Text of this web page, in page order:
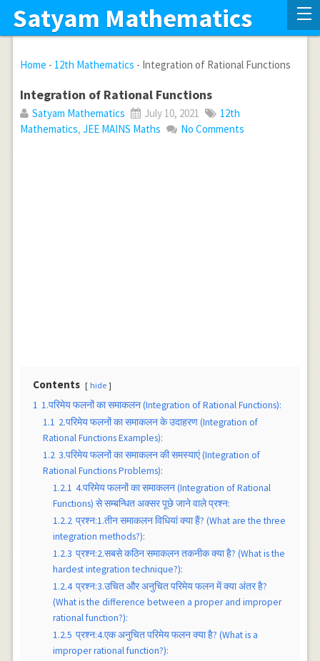
Satyam Mathematics
Home - 12th Mathematics - Integration of Rational Functions
Integration of Rational Functions
Satyam Mathematics July 10, 2021
12th
Mathematics, JEE MAINS Maths No Comments
Contents hide
1 1.परिमेय फलनों का समाकलन (Integration of Rational Functions):
1.1 2.परिमेय फलनों का समाकलन के उदाहरण (Integration of
Rational Functions Examples):
1.2 3.परिमेय फलनों का समाकलन की समस्याएं (Integration of
Rational Functions Problems):
1.2.1 4.परिमेय फलनों का समाकलन (Integration of Rational
Functions) से सम्बन्धित अक्सर पूछे जाने वाले प्रश्न:
1.2.2 प्रश्न:1.तीन समाकलन विधियां क्या हैं? (What are the three
integration methods?):
1.2.3 प्रश्न:2.सबसे कठिन समाकलन तकनीक क्या है? (What is the
hardest integration technique?):
1.2.4 प्रश्न:3.उचित और अनुचित परिमेय फलन में क्या अंतर है?
(What is the difference between a proper and improper
rational function?):
1.2.5 प्रश्न:4.एक अनुचित परिमेय फलन क्या है? (What is a
improper rational function?):